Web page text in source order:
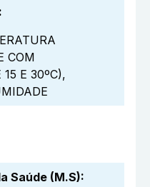
:
COM
E 30ºC),
Saúde (M.S):